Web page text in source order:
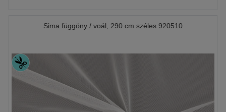
Sima függöny / voál, 290 cm széles 920510